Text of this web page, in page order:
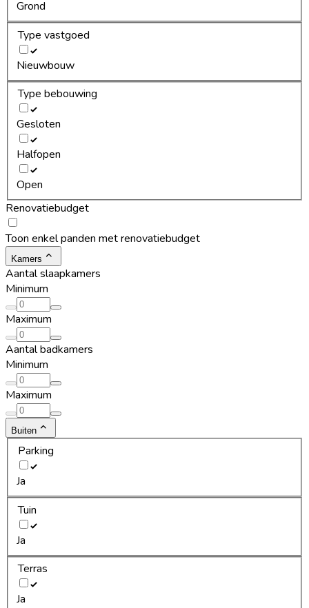
Grond
Type vastgoed
Nieuwbouw
Type bebouwing
Gesloten
Halfopen
Open
Renovatiebudget
Toon enkel panden met renovatiebudget
Kamers
Aantal slaapkamers
Minimum
Maximum
Aantal badkamers
Minimum
Maximum
Buiten
Parking
Ja
Tuin
Ja
Terras
Ja